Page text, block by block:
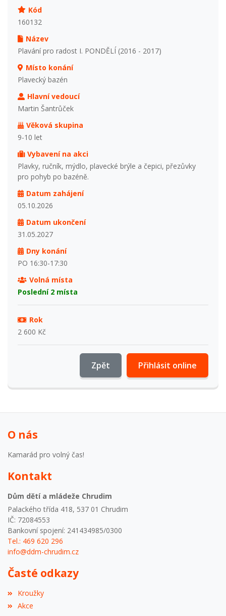
Kód
160132
Název
Plavání pro radost I. PONDĚLÍ (2016 - 2017)
Místo konání
Plavecký bazén
Hlavní vedoucí
Martin Šantrůček
Věková skupina
9-10 let
Vybavení na akci
Plavky, ručník, mýdlo, plavecké brýle a čepici, přezůvky
pro pohyb po bazéně.
Datum zahájení
05.10.2026
Datum ukončení
31.05.2027
Dny konání
PO 16:30-17:30
Volná místa
Poslední 2 místa
Rok
2 600 Kč
Přihlásit online
Zpět
O nás
Kamarád pro volný čas!
Kontakt
Dům dětí a mládeže Chrudim
Palackého třída 418, 537 01 Chrudim
IČ: 72084553
Bankovní spojení: 241434985/0300
Tel.: 469 620 296
info@ddm-chrudim.cz
Časté odkazy
Kroužky
Akce